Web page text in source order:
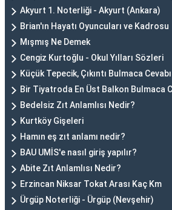
Akyurt 1. Noterliği - Akyurt (Ankara)
Brian'ın Hayatı Oyuncuları ve Kadrosu
Mışmış Ne Demek
Cengiz Kurtoğlu - Okul Yılları Sözleri
Küçük Tepecik, Çıkıntı Bulmaca Cevabı
Bir Tiyatroda En Üst Balkon Bulmaca
Bedelsiz Zıt Anlamlısı Nedir?
Kurtköy Gişeleri
Hamın eş zıt anlamı nedir?
BAU UMİS'e nasıl giriş yapılır?
Abite Zıt Anlamlısı Nedir?
Erzincan Niksar Tokat Arası Kaç Km
Ürgüp Noterliği - Ürgüp (Nevşehir)